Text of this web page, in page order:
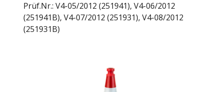
Prüf.Nr.: V4-05/2012 (251941), V4-06/2012
(251941B), V4-07/2012 (251931), V4-08/2012
(251931B)